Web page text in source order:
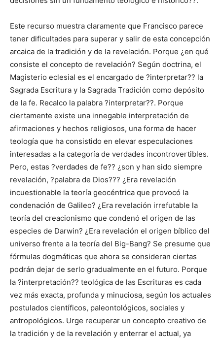
Este recurso muestra claramente que Francisco parece
tener dificultades para superar y salir de esta concepción
arcaica de la tradición y de la revelación. Porque ¿en qué
consiste el concepto de revelación? Según doctrina, el
Magisterio eclesial es el encargado de ?interpretar?? la
Sagrada Escritura y la Sagrada Tradición como depósito
de la fe. Recalco la palabra ?interpretar??. Porque
ciertamente existe una innegable interpretación de
afirmaciones y hechos religiosos, una forma de hacer
teología que ha consistido en elevar especulaciones
interesadas a la categoría de verdades incontrovertibles.
Pero, estas ?verdades de fe?? ¿son y han sido siempre
revelación, ?palabra de Dios??? ¿Era revelación
incuestionable la teoría geocéntrica que provocó la
condenación de Galileo? ¿Era revelación irrefutable la
teoría del creacionismo que condenó el origen de las
especies de Darwin? ¿Era revelación el origen bíblico del
universo frente a la teoría del Big-Bang? Se presume que
fórmulas dogmáticas que ahora se consideran ciertas
podrán dejar de serlo gradualmente en el futuro. Porque
la ?interpretación?? teológica de las Escrituras es cada
vez más exacta, profunda y minuciosa, según los actuales
postulados científicos, paleontológicos, sociales y
antropológicos. Urge recuperar un concepto creativo de
la tradición y de la revelación y enterrar el actual, ya